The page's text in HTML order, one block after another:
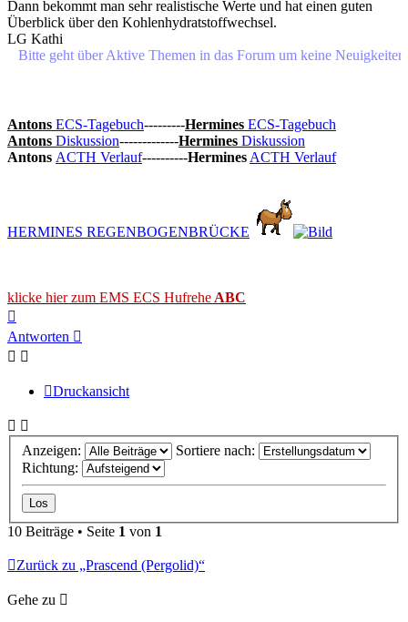
Dann bekommt man sehr realistische Werte und hat einen guten
Überblick über den Kohlenhydratstoffwechsel.
LG Kathi
geht über Aktive Themen in das Forum um keine Neuigkeiten oder
Antons ECS-Tagebuch---------Hermines ECS-Tagebuch
Antons Diskussion-------------Hermines Diskussion
Antons ACTH Verlauf----------Hermines ACTH Verlauf
HERMINES REGENBOGENBRÜCKE
klicke hier zum EMS ECS Hufrehe ABC
oben
Antworten
Druckansicht
Anzeigen:
Sortiere nach:
Richtung:
10 Beiträge • Seite 1 von 1
Zurück zu „Prascend (Pergolid)“
Gehe zu